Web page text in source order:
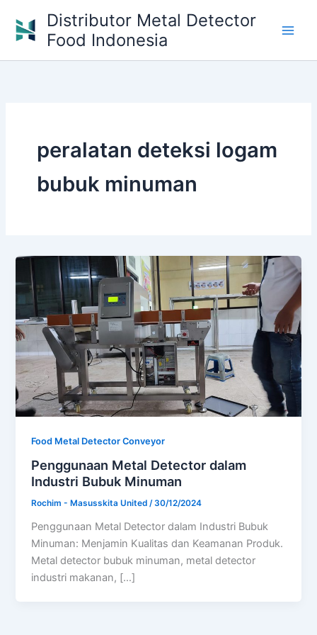
content
Distributor Metal Detector
Food Indonesia
peralatan deteksi logam
bubuk minuman
Food Metal Detector Conveyor
Penggunaan Metal Detector dalam
Industri Bubuk Minuman
Rochim - Masusskita United/30/12/2024
Penggunaan Metal Detector dalam Industri Bubuk
Minuman: Menjamin Kualitas dan Keamanan Produk.
Metal detector bubuk minuman, metal detector
industri makanan, […]